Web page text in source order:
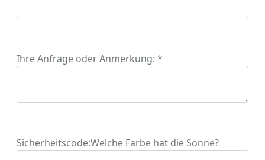
Ihre Anfrage oder Anmerkung: *
Sicherheitscode:Welche Farbe hat die Sonne?